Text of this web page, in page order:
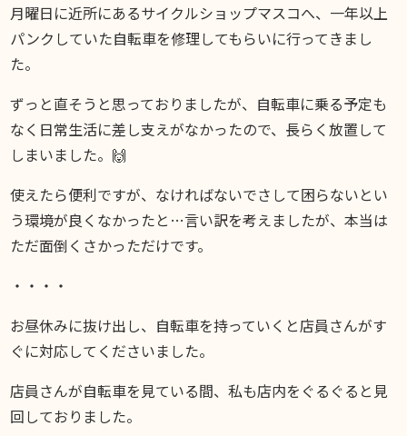
スギブログ
DIARY
月曜日に近所にあるサイクルショップマスコへ、一年以上
パンクしていた自転車を修理してもらいに行ってきまし
た。
ずっと直そうと思っておりましたが、自転車に乗る予定も
なく日常生活に差し支えがなかったので、長らく放置して
しまいました。🙌
使えたら便利ですが、なければないでさして困らないとい
う環境が良くなかったと…言い訳を考えましたが、本当は
ただ面倒くさかっただけです。
・・・・
お昼休みに抜け出し、自転車を持っていくと店員さんがす
ぐに対応してくださいました。
店員さんが自転車を見ている間、私も店内をぐるぐると見
回しておりました。